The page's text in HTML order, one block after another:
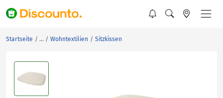
Startseite Wohntextilien Sitzkissen